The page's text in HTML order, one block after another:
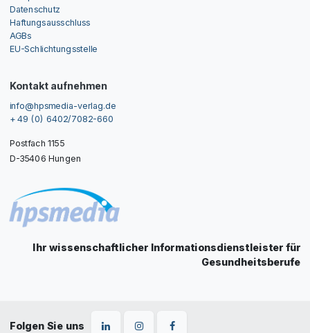
Datenschutz
Haftungsausschluss
AGBs
EU-Schlichtungsstelle
Kontakt aufnehmen
info@hpsmedia-verlag.de
+ 49 (0) 6402/7082-660
Postfach 1155
D-35406 Hungen
Ihr wissenschaftlicher Informationsdienstleister für
Gesundheitsberufe
Folgen Sie uns